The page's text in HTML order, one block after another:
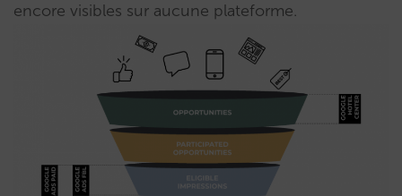
encore visibles sur aucune plateforme.